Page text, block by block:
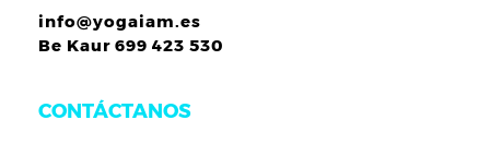
info@yogaiam.es
Be Kaur 699 423 530
CONTÁCTANOS